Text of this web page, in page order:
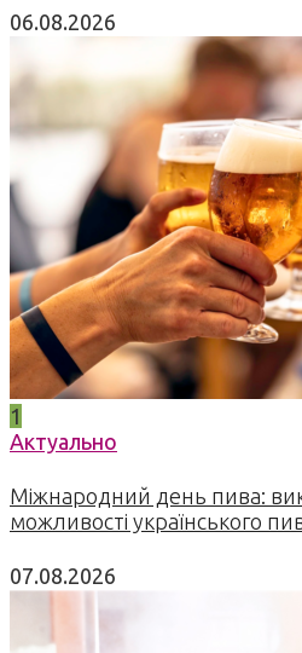
06.08.2026
1
Актуально
Міжнародний день пива:
можливості українського
07.08.2026